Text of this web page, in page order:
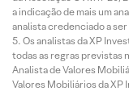
a indicação de mais um
analista credenciado a
Os analistas da XP
todas as regras previstas
Analista de Valores
Valores Mobiliários da XP